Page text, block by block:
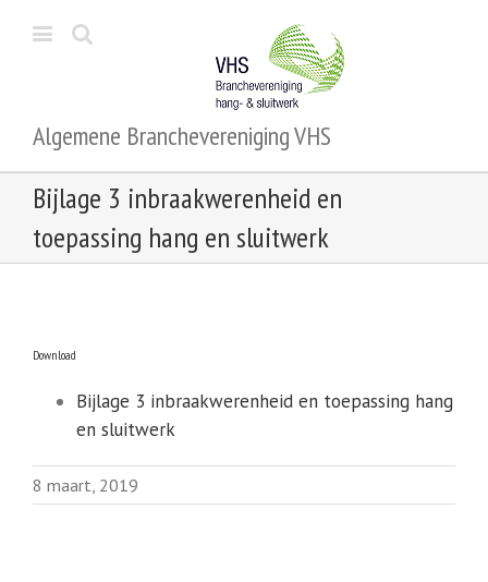
Algemene Branchevereniging VHS
Bijlage 3 inbraakwerenheid en
toepassing hang en sluitwerk
Download
Bijlage 3 inbraakwerenheid en toepassing hang
en sluitwerk
8 maart, 2019